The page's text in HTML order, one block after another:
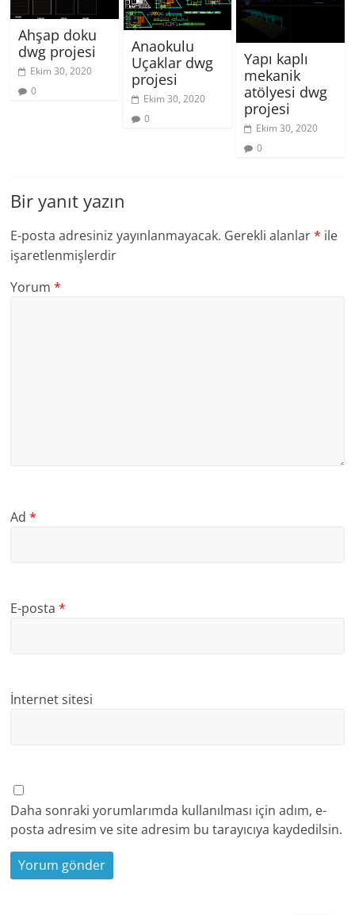
Ahşap doku
dwg projesi
Ekim 30, 2020
0
Anaokulu
Uçaklar dwg
projesi
Ekim 30, 2020
0
Yapı kaplı
mekanik
atölyesi dwg
projesi
Ekim 30, 2020
0
Bir yanıt yazın
E-posta adresiniz yayınlanmayacak. Gerekli alanlar* ile
işaretlenmişlerdir
Yorum*
Ad*
E-posta*
İnternet sitesi
Daha sonraki yorumlarımda kullanılması için adım, e-
posta adresim ve site adresim bu tarayıcıya kaydedilsin.